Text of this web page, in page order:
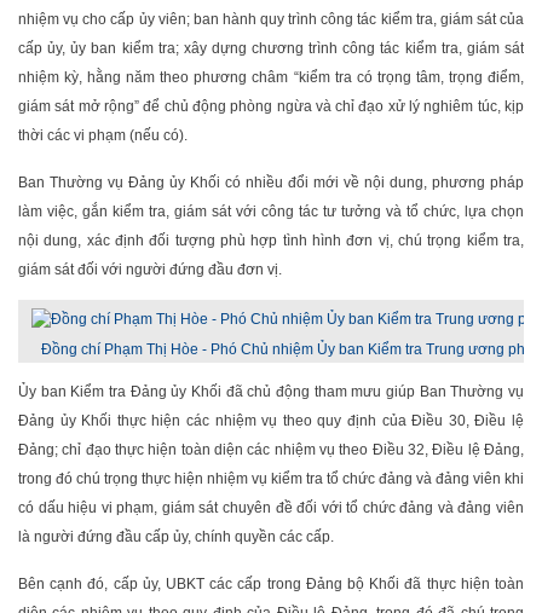
nhiệm vụ cho cấp ủy viên; ban hành quy trình công tác kiểm tra, giám sát của
cấp ủy, ủy ban kiểm tra; xây dựng chương trình công tác kiểm tra, giám sát
nhiệm kỳ, hằng năm theo phương châm “kiểm tra có trọng tâm, trọng điểm,
giám sát mở rộng” để chủ động phòng ngừa và chỉ đạo xử lý nghiêm túc, kịp
thời các vi phạm (nếu có).
Ban Thường vụ Đảng ủy Khối có nhiều đổi mới về nội dung, phương pháp
làm việc, gắn kiểm tra, giám sát với công tác tư tưởng và tổ chức, lựa chọn
nội dung, xác định đối tượng phù hợp tình hình đơn vị, chú trọng kiểm tra,
giám sát đối với người đứng đầu đơn vị.
Đồng chí Phạm Thị Hòe - Phó Chủ nhiệm Ủy ban Kiểm tra Trung ương
Ủy ban Kiểm tra Đảng ủy Khối đã chủ động tham mưu giúp Ban Thường vụ
Đảng ủy Khối thực hiện các nhiệm vụ theo quy định của Điều 30, Điều lệ
Đảng; chỉ đạo thực hiện toàn diện các nhiệm vụ theo Điều 32, Điều lệ Đảng,
trong đó chú trọng thực hiện nhiệm vụ kiểm tra tổ chức đảng và đảng viên khi
có dấu hiệu vi phạm, giám sát chuyên đề đối với tổ chức đảng và đảng viên
là người đứng đầu cấp ủy, chính quyền các cấp.
Bên cạnh đó, cấp ủy, UBKT các cấp trong Đảng bộ Khối đã thực hiện toàn